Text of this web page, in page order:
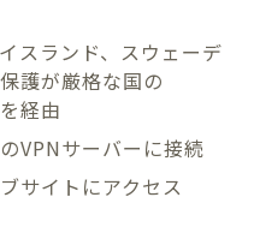
スランド、スウェーデ
護が厳格な国の
経由
VPNサーバーに接続
サイトにアクセス